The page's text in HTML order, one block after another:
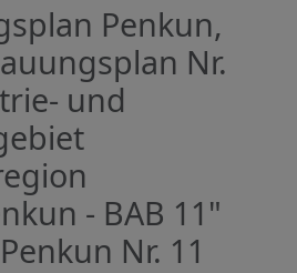
Penkun,
Nr.
und
- BAB 11"
Nr. 11